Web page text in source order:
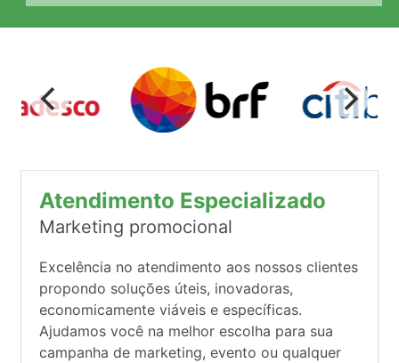
Atendimento Especializado
Marketing promocional
Excelência no atendimento aos nossos clientes
propondo soluções úteis, inovadoras,
economicamente viáveis e específicas.
Ajudamos você na melhor escolha para sua
campanha de marketing, evento ou qualquer